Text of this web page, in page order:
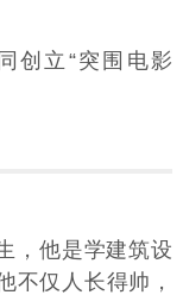
创立“突围电影
，他是学建筑设
不仅人长得帅，